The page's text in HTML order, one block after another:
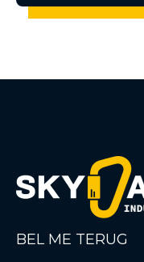
BEL ME TERUG